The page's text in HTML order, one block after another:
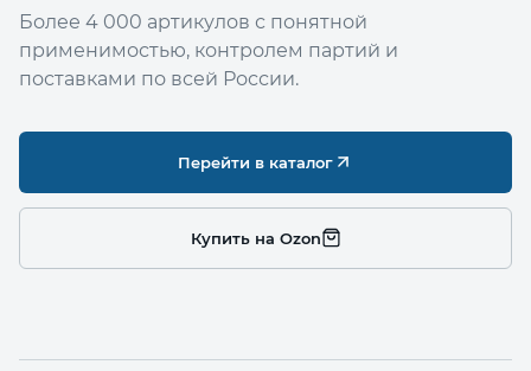
Более 4 000 артикулов с понятной
применимостью, контролем партий и
поставками по всей России.
Перейти в каталог
Купить на Ozon